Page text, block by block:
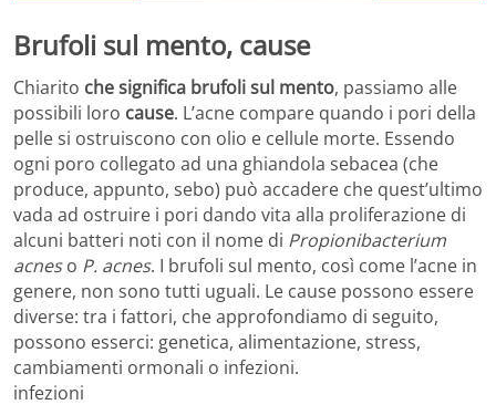
Brufoli sul mento, cause
Chiarito che significa brufoli sul mento, passiamo alle
possibili loro cause. L’acne compare quando i pori della
pelle si ostruiscono con olio e cellule morte. Essendo
ogni poro collegato ad una ghiandola sebacea (che
produce, appunto, sebo) può accadere che quest’ultimo
vada ad ostruire i pori dando vita alla proliferazione di
alcuni batteri noti con il nome di Propionibacterium
acneso P. acnes. I brufoli sul mento, così come l’acne in
genere, non sono tutti uguali. Le cause possono essere
diverse: tra i fattori, che approfondiamo di seguito,
possono esserci: genetica, alimentazione, stress,
cambiamenti ormonali o infezioni.
infezioni